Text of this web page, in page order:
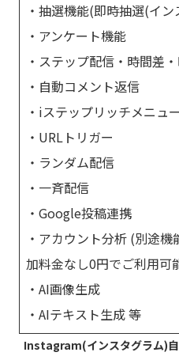
・抽選機能(即時抽選(イ
・アンケート機能
・ステップ配信・時間差
・自動コメント返信
・iステップリッチメニュー
・URLトリガー
・ランダム配信
・一斉配信
・Google投稿連携
・アカウント分析 (別途
加料金なし0円でご利用可
・AI画像生成
・AIテキスト生成 等
Instagram(インスタグラム)自